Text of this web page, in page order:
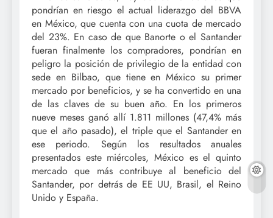
pondrían en riesgo el actual liderazgo del BBVA
en México, que cuenta con una cuota de mercado
del 23%. En caso de que Banorte o el Santander
fueran finalmente los compradores, pondrían en
peligro la posición de privilegio de la entidad con
sede en Bilbao, que tiene en México su primer
mercado por beneficios, y se ha convertido en una
de las claves de su buen año. En los primeros
nueve meses ganó allí 1.811 millones (47,4% más
que el año pasado), el triple que el Santander en
ese periodo. Según los resultados anuales
presentados este miércoles, México es el quinto
mercado que más contribuye al beneficio del
Santander, por detrás de EE UU, Brasil, el Reino
Unido y España.